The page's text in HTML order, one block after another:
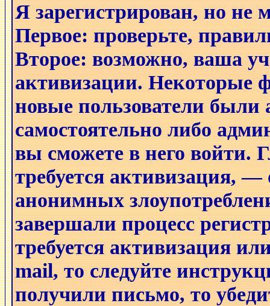
Я зарегистрирован, но не
Первое: проверьте,
Второе: возможно, ваша
активизации. Некоторые
новые пользователи были
самостоятельно либо
вы сможете в него войти.
требуется активизация,
анонимных
завершали процесс
требуется активизация
mail, то следуйте
получили письмо, то